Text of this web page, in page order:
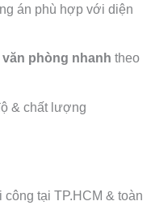
án phù hợp với diện
phòng nhanh theo
& chất lượng
tại TP.HCM & toàn